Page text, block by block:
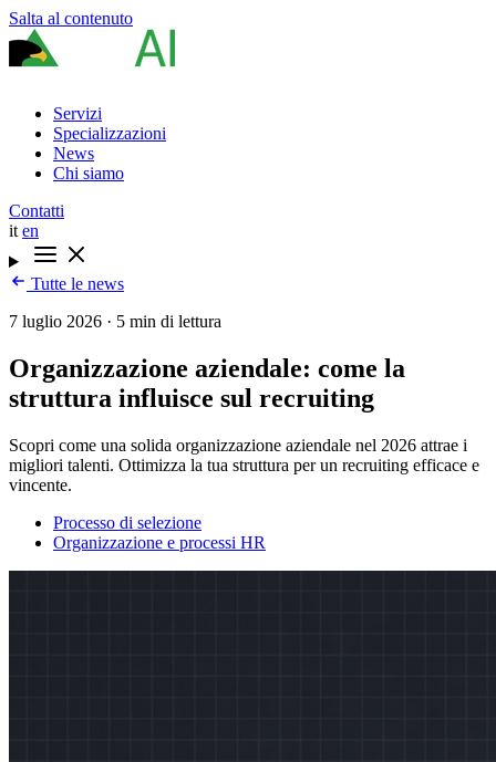
Salta al contenuto
Servizi
Specializzazioni
News
Chi siamo
Contatti
it en
Tutte le news
7 luglio 2026 · 5 min di lettura
Organizzazione aziendale: come la
struttura influisce sul recruiting
Scopri come una solida organizzazione aziendale nel 2026 attrae i
migliori talenti. Ottimizza la tua struttura per un recruiting efficace e
vincente.
Processo di selezione
Organizzazione e processi HR